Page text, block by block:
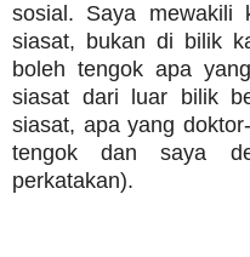
sosial. Saya mewakili
siasat, bukan di bilik
boleh tengok apa
siasat dari luar bilik
siasat, apa yang
tengok dan saya
perkatakan).